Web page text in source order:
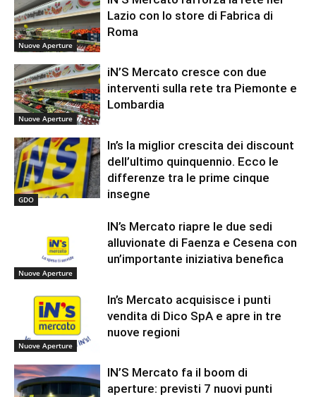
Nuove Aperture
Lazio con lo store di Fabrica di
Roma
Nuove Aperture
iN’S Mercato cresce con due
interventi sulla rete tra Piemonte e
Lombardia
GDO
In’s la miglior crescita dei discount
dell’ultimo quinquennio. Ecco le
differenze tra le prime cinque
insegne
Nuove Aperture
IN’s Mercato riapre le due sedi
alluvionate di Faenza e Cesena con
un’importante iniziativa benefica
Nuove Aperture
In’s Mercato acquisisce i punti
vendita di Dico SpA e apre in tre
nuove regioni
IN’S Mercato fa il boom di
aperture: previsti 7 nuovi punti